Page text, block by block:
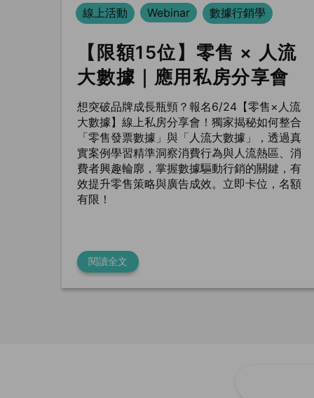
線上活動
Webinar 數據行銷學
【限額15位】零售 × 人流
大數據｜應用私房分享會
想突破品牌成長瓶頸？報名6/24【零售×人流
大數據】線上私房分享會！獨家揭秘如何整合
「零售發票數據」與「人流大數據」，透過真
實案例學習精準洞察消費行為與人流熱區、消
費者興趣輪廓，掌握數據驅動行銷的關鍵，有
效提升零售策略與廣告成效。立即卡位，名額
有限！
閱讀全文